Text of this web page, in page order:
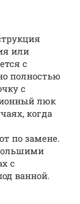
или
с
полностью
с
люк
когда
по замене.
с
ванной.